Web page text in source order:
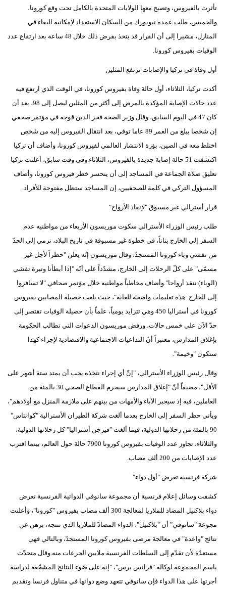
تأثرت بالفيروس، وتصبح معها الولايات المتحدة بالكامل تحت وقع كورونا،
والخميس، طلب عمدة نيويورك من السكان الاستعداد لإمكانية البقاء في
المنازل، مشيرا إلى أن القرار قد يتخذ بفرض ذلك خلال 48 ساعة بعد ارتفاع عدد
الوفيات بفيروس كورونا.
أول وفاة في تركيا والإصابات ترتفع المثلين
أكدت تركيا، الثلاثاء، أول حالة وفاة بفيروس كورونا، في الوقت الذي ارتفع فيه
عدد حالات الإصابة المؤكدة بالمرض إلى أكثر من المثلين ليصل إلى 98، بعد أن
كان 47 في اليوم السابق، وقال وزير الصحة فخر الدين قوجه في مؤتمر صحفي
إن شخصا يبلغ من العمر 89 عاما توفي، بعد انتقال الفيروس إليه من شخص
اختلط معه في الصين، بؤرة الانتشار العالمي لفيروس كورونا، وأضاف أن تركيا
اكتشفت 51 حالة إصابة جديدة بالفيروس، الثلاثاء.وفي وقت سابق، أعلنت تركيا
تعليق صلاة الجماعة في المساجد إلى أن ينحسر خطر فيروس كورونا، وأضاف
المسؤول التركي في كلمة للصحفيين، إن المساجد ستظل مفتوحة للأفراد.
قرار أسترالي غير مسبوق "لإنقاذ الأرواح"
طلب رئيس الوزراء الأسترالي سكوت موريسون الأربعاء من مواطنيه عدم
السفر إلى الخارج بتاتاً، في خطوة غير مسبوقة في تاريخ البلاد، ترمي إلى الحدّ
من تفشي وباء كورونا المستجدّ، وقال موريسون إنّه يعلن "حظراً لأجل غير
مسمّى" على كلّ الرحلات إلى الخارج، مشدّداً على أنّه "إذا أبطأنا وتيرة تفشي
(الوباء) ننقذ أرواحا".وأضاف مخاطباً مواطنيه خلال مؤتمر صحافي "لا تسافروا
إلى الخارج. هذه تعليمات واضحة للغاية"، حيث بلغت حصيلة المصابين بفيروس
كورونا في أستراليا 450 وهي تتزايد يومياً، علماً بأن حصيلة الوفيات تقتصر إلى
حدّ الآن على خمس حالات، ورفض موريسون الدعوات التي تطالب الحكومة
بإغلاق المدارس، معتبراً أنّ التداعيات الاجتماعية والاقتصادية لإجراء كهذا
ستكون "وخيمة".
وقال رئيس الوزراء الأسترالي، "إنّ أي إجراء نتخذه يجب أن يمتد ستة أشهر على
الأقل"، مضيفاً أنّ "إغلاق المدارس سيحرم القطاع الصحي 30 بالمئة من
العاملين، فيه إذ سيجبر الآباء والأمهات من بينهم على ملازمة المنزل مع أولادهم"،
ويأتي حظر السفر إلى الخارج بعدما ألغت شركة الطيران الأسترالية "كوانتاس"
90 بالمئة من رحلاتها الدولية، فيما ألغت "فيرجن أستراليا" كل رحلاتها الدولية،
والثلاثاء، تجاوز عدد الوفيات بفيروس كورونا 7900 حالة حول العالم، بينما اقترب
عدد الإصابات من 200 ألف مصاب.
شركة فرنسية تعرض "أول دواء"
كشفت وسائل إعلام فرنسية أن مجموعة سانوفي الدوائية الفرنسية تعرض
دواء بلاكنيل المضاد للملاريا لمعالجة 300 ألف مصاب بفيروس "كورونا"، وأعلنت
مجوعة "سانوفي" أن "بلاكنيل"، الدواء المضادّ للملاريا الذي تنتجه، برهن عن
نتائج "واعدة" في معالجة مرضى بفيروس كورونا المستجدّ، وبالتالي فهي
مستعدّة لأن تقدّم إلى السلطات الفرنسية ملايين الجرعات منه.وقال متحدّث
باسم المجموعة لوكالة "فرانس برس"، "إنه على ضوء النتائج المشجّعة لدراسة
أجرتها على هذا الدواء فإن سانوفي تتعهد وضع دوائها في متناول فرنسا وتقديم